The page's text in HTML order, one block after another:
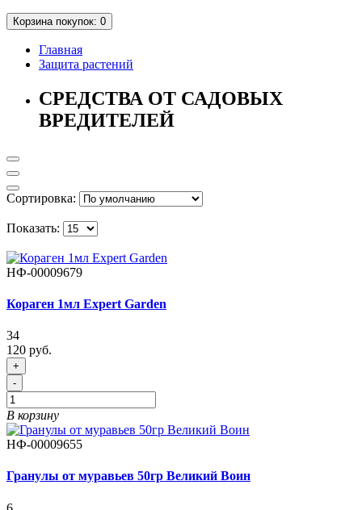
Корзина покупок: 0
Главная
Защита растений
СРЕДСТВА ОТ САДОВЫХ
ВРЕДИТЕЛЕЙ
Сортировка:
Показать:
НФ-00009679
Кораген 1мл Expert Garden
34
120 руб.
+
-
В корзину
НФ-00009655
Гранулы от муравьев 50гр Великий Воин